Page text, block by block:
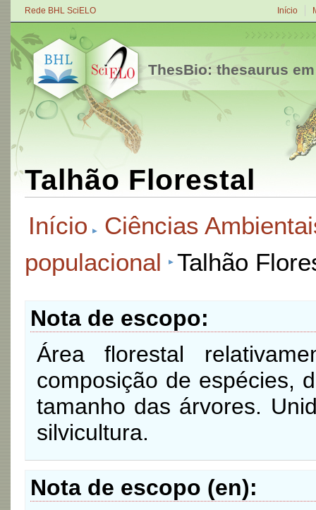
Rede BHL SciELO Início
ThesBio: thesaurus
Talhão Florestal
Início
Ciências
populacional
Talhão
Nota de escopo
Área florestal
composição de espécies,
tamanho das árvores.
silvicultura.
Nota de escopo (en)